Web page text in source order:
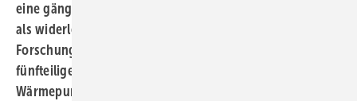
eine gängige Auffassung, die heute in vielerlei Hinsicht
als widerlegt gelten kann. Auf Basis von fast 20 Jahren
Forschungsarbeit am Fraunhofer ISE begegnet diese
fünfteilige Serie häufigen Vorurteilen beim Einsatz von
Wärmepumpen im Bestand. In der ersten Folge geht es